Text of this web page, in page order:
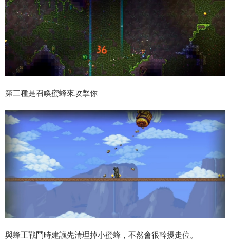
第三種是召喚蜜蜂來攻擊你
與蜂王戰鬥時建議先清理掉小蜜蜂，不然會很幹擾走位。